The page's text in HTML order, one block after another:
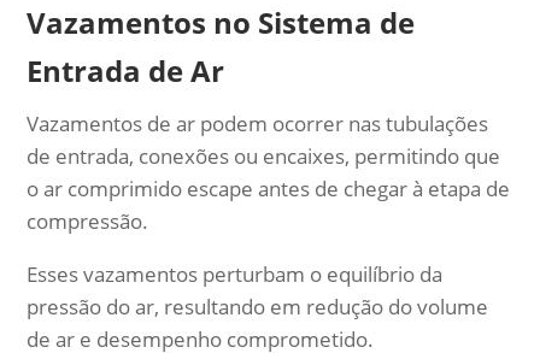
Vazamentos no Sistema de
Entrada de Ar
Vazamentos de ar podem ocorrer nas tubulações
de entrada, conexões ou encaixes, permitindo que
o ar comprimido escape antes de chegar à etapa de
compressão.
Esses vazamentos perturbam o equilíbrio da
pressão do ar, resultando em redução do volume
de ar e desempenho comprometido.